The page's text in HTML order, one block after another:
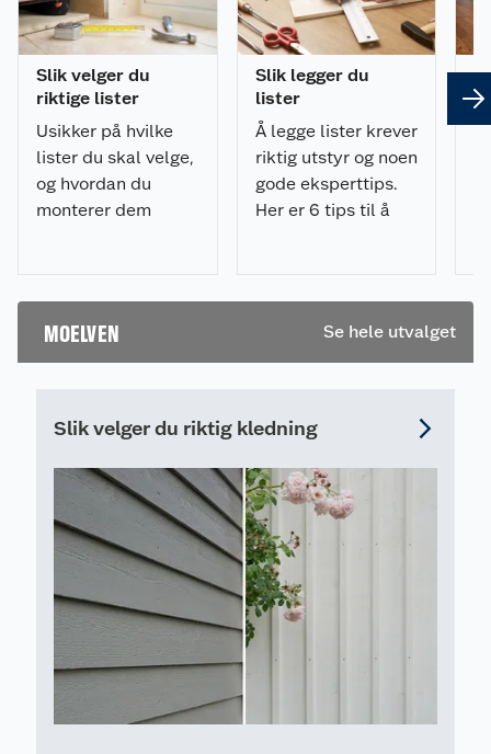
Slik velger du
riktige lister
Usikker på hvilke
lister du skal velge,
og hvordan du
monterer dem
montering i vår
komplette
Slik legger du
lister
Å legge lister krever
riktig utstyr og noen
gode eksperttips.
Her er 6 tips til å
8
MOELVEN Se hele utvalget
Slik velger du riktig kledning